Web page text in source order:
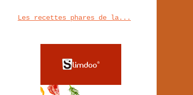
Les recettes phares de la...